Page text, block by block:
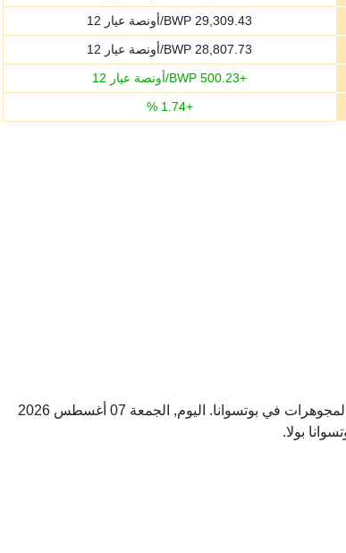
29,309.43
28,807.73
+
500.23
+
1.74
%
أونصة عيار 12 وحده لوزن الذهب المستخدم في صناعة المجوهرات في بوتسوانا. اليوم, الجمعة 07 أغسطس 2026